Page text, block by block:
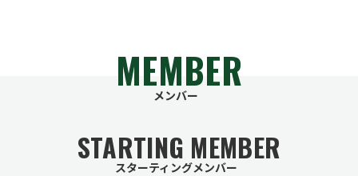
MEMBER
メンバー
STARTING MEMBER
スターティングメンバー